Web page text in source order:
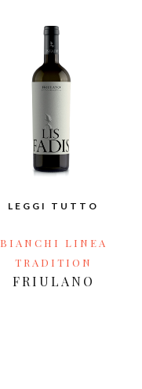
LEGGI TUTTO
BIANCHI LINEA
TRADITION
FRIULANO